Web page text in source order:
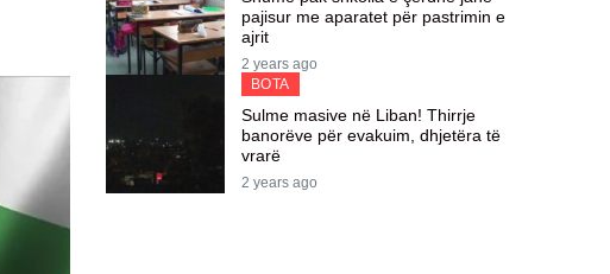
pajisur me aparatet për pastrimin e
ajrit
2 years ago
BOTA
Sulme masive në Liban! Thirrje
banorëve për evakuim, dhjetëra të
vrarë
2 years ago